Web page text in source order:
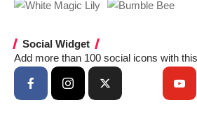
Social Widget
Add more than 100 social icons with